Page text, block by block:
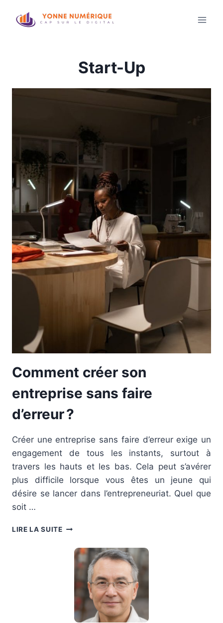
Start-Up
Comment créer son
entreprise sans faire
d’erreur ?
Créer une entreprise sans faire d’erreur exige un
engagement de tous les instants, surtout à
travers les hauts et les bas. Cela peut s’avérer
plus difficile lorsque vous êtes un jeune qui
désire se lancer dans l’entrepreneuriat. Quel que
soit …
LIRE LA SUITECOMMENT
SON
ENTREPRISE
SANS
FAIRE
D’ERREUR ?